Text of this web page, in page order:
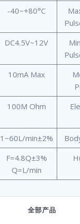
全部产品
-40~+80°C
DC4.5V~12V
10mA Max
100M Ohm
1~60L/min±2%
F=4.8Q±3%
Q=L/min